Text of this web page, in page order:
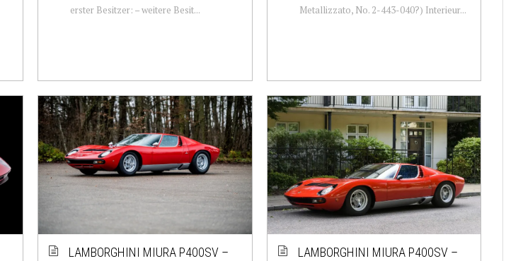
erster Besitzer: – weitere Besit...
Metallizzato, No. 2-443-040?) Interieur...
LAMBORGHINI MIURA P400SV –
LAMBORGHINI MIURA P400SV –